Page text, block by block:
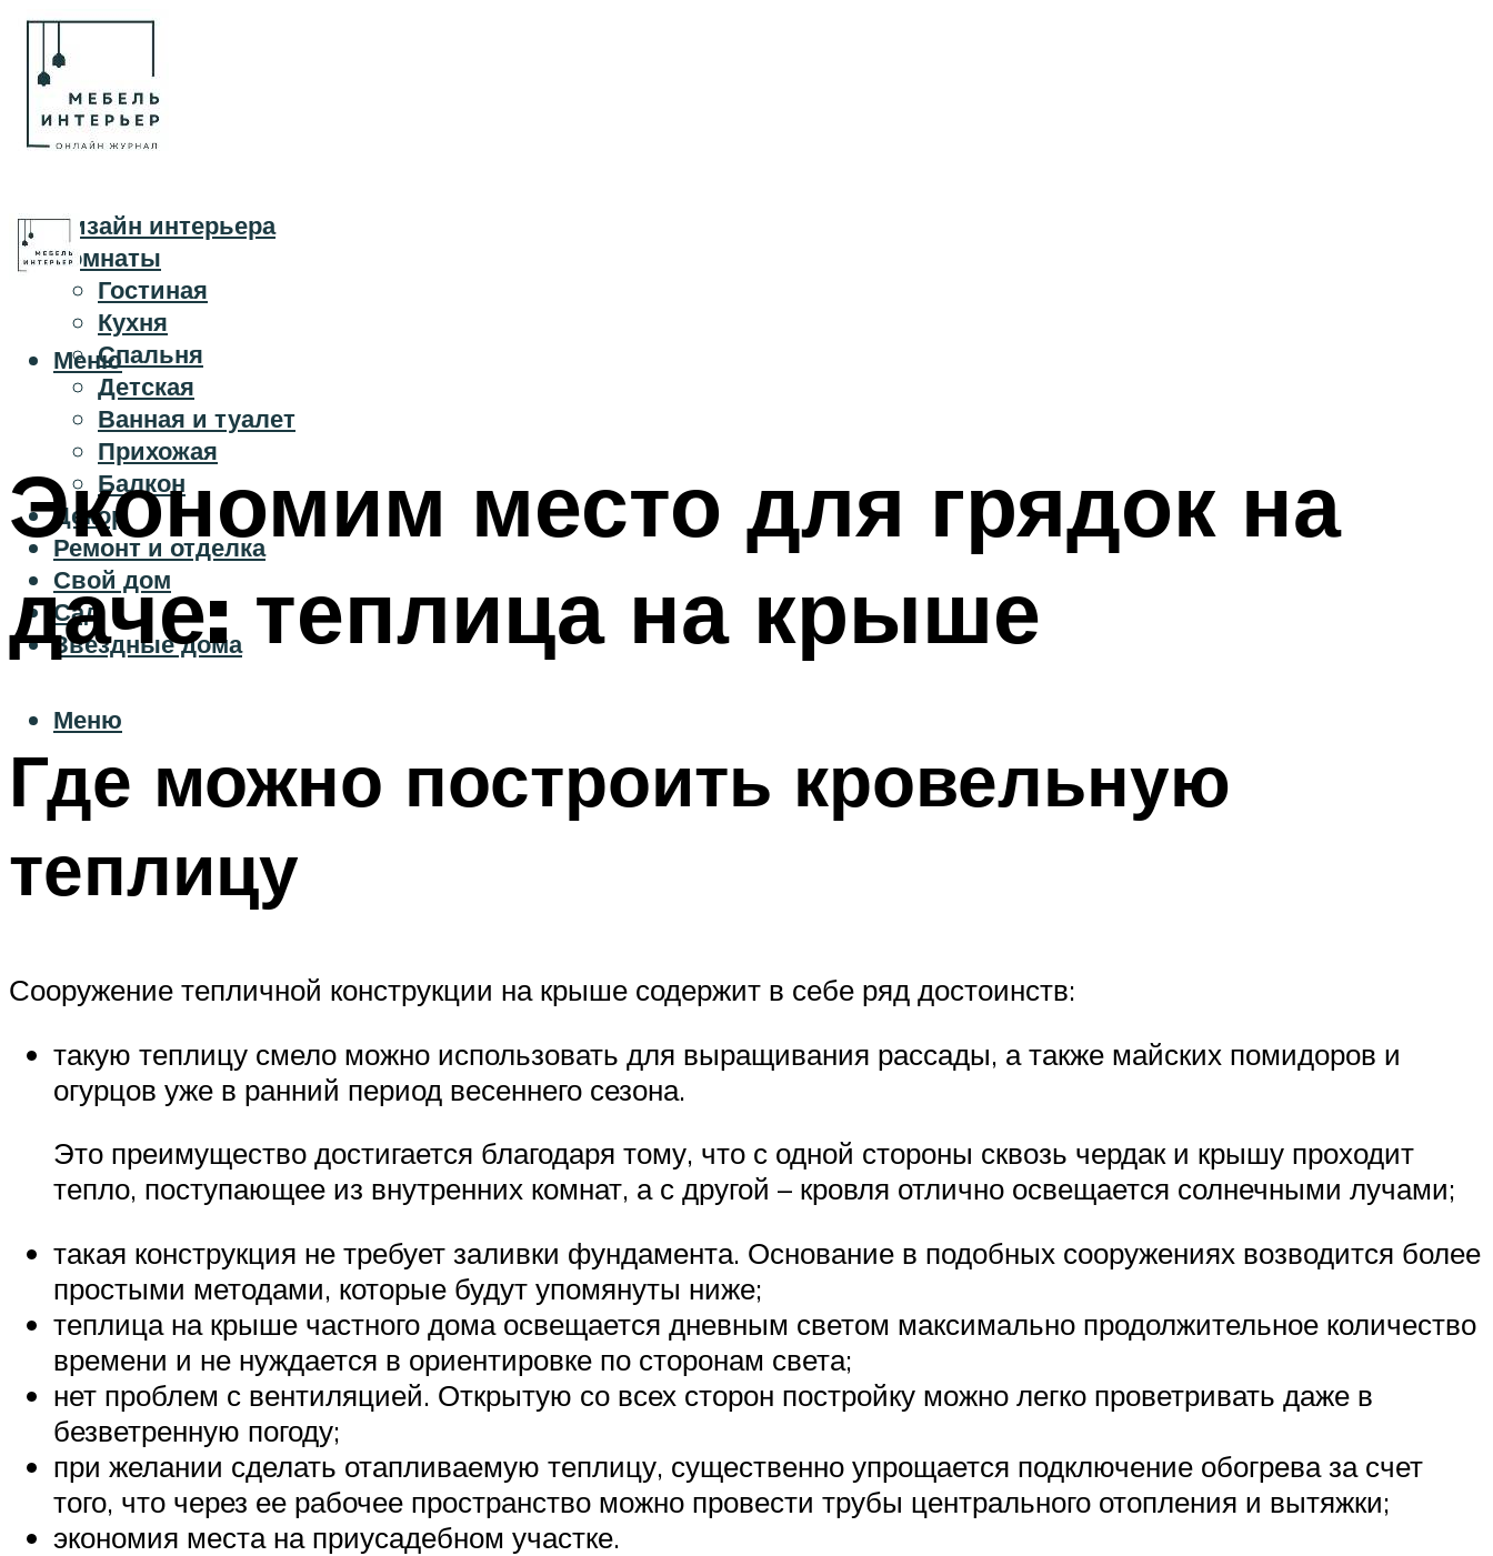
Дизайн интерьера
Комнаты
Гостиная
Кухня
Спальня
Детская
Ванная и туалет
Прихожая
Балкон
Декор
Ремонт и отделка
Свой дом
Сад
Звездные дома
Меню
Меню
Экономим место для грядок на
даче: теплица на крыше
Где можно построить кровельную
теплицу
Сооружение тепличной конструкции на крыше содержит в себе ряд достоинств:
такую теплицу смело можно использовать для выращивания рассады, а также майских помидоров и
огурцов уже в ранний период весеннего сезона.
Это преимущество достигается благодаря тому, что с одной стороны сквозь чердак и крышу проходит
тепло, поступающее из внутренних комнат, а с другой – кровля отлично освещается солнечными лучами;
такая конструкция не требует заливки фундамента. Основание в подобных сооружениях возводится более
простыми методами, которые будут упомянуты ниже;
теплица на крыше частного дома освещается дневным светом максимально продолжительное количество
времени и не нуждается в ориентировке по сторонам света;
нет проблем с вентиляцией. Открытую со всех сторон постройку можно легко проветривать даже в
безветренную погоду;
при желании сделать отапливаемую теплицу, существенно упрощается подключение обогрева за счет
того, что через ее рабочее пространство можно провести трубы центрального отопления и вытяжки;
экономия места на приусадебном участке.